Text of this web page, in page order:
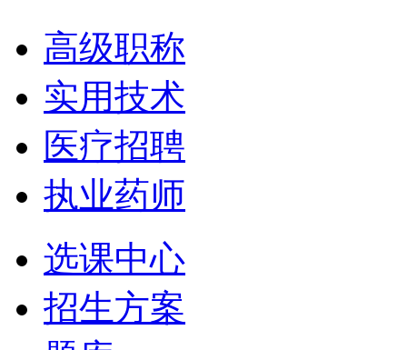
高级职称
实用技术
医疗招聘
执业药师
选课中心
招生方案